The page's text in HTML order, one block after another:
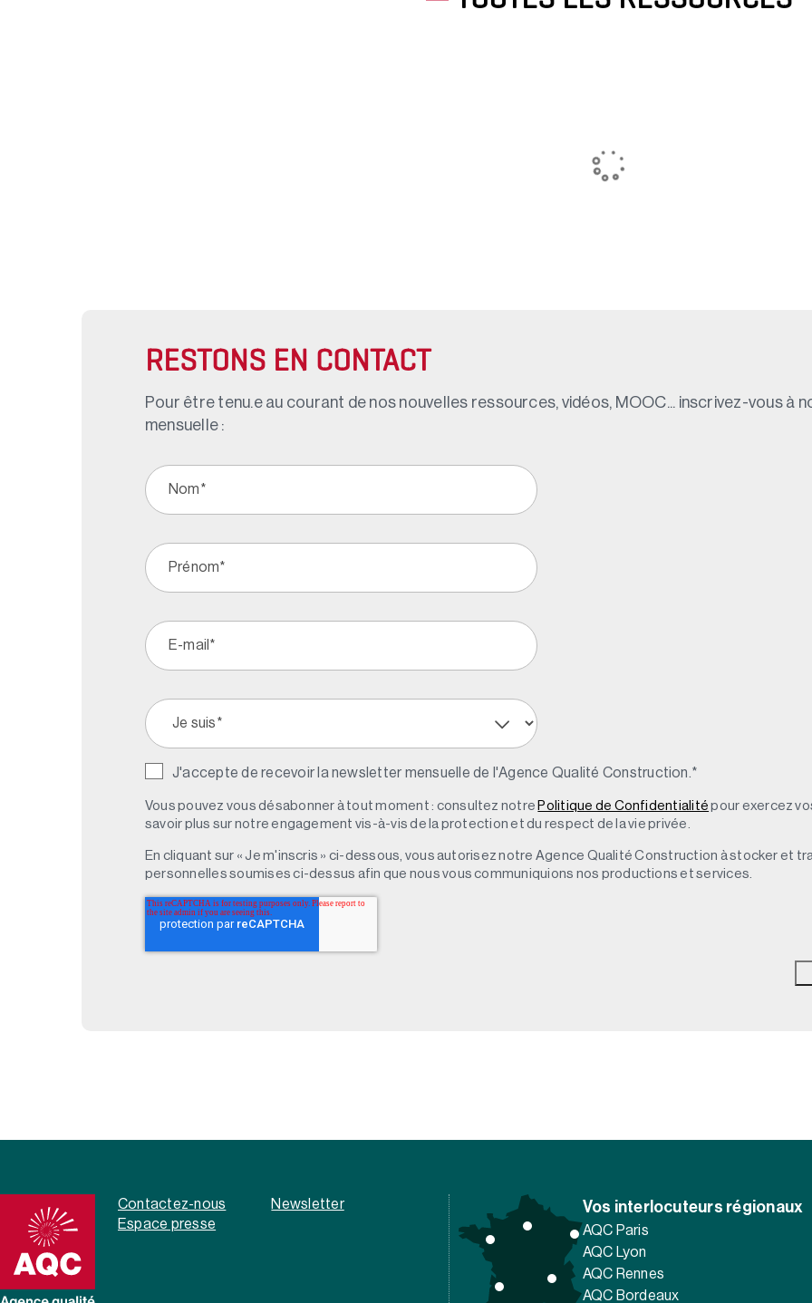
RESTONS EN CONTACT
Pour être tenu.e au courant de nos nouvelles ressources, vidéos, MOOC... inscrivez-vous à
mensuelle :
J'accepte de recevoir la newsletter mensuelle de l'Agence Qualité Construction.*
Vous pouvez vous désabonner à tout moment : consultez notre Politique de Confidentialité pour exercez
savoir plus sur notre engagement vis-à-vis de la protection et du respect de la vie privée.
En cliquant sur « Je m'inscris » ci-dessous, vous autorisez notre Agence Qualité Construction à stocker et
personnelles soumises ci-dessus afin que nous vous communiquions nos productions et services.
Contactez-nous
Newsletter
Espace presse
Vos interlocuteurs régionaux
AQC Paris
AQC Lyon
AQC Rennes
AQC Bordeaux